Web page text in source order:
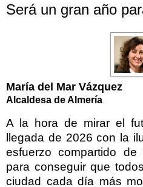
Será un gran año
María del Mar Vázquez
Alcaldesa de Almería
A la hora de mirar el
llegada de 2026 con la
esfuerzo compartido
para conseguir que
ciudad cada día más